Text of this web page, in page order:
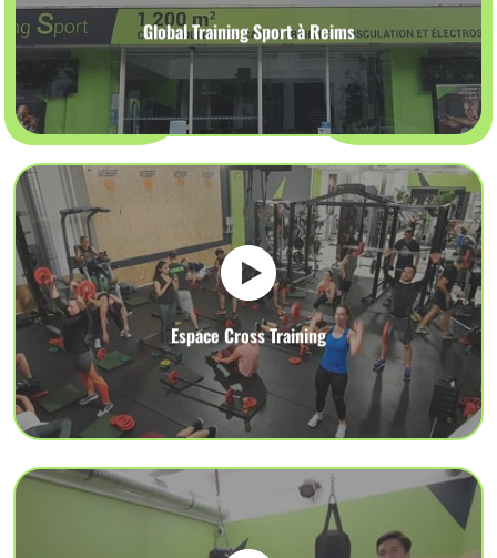
Global Training Sport à Reims
Espace Cross Training